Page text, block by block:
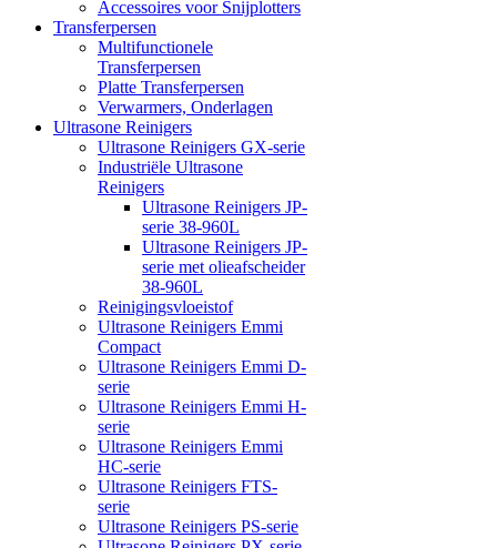
Accessoires voor Snijplotters
Transferpersen
Multifunctionele
Transferpersen
Platte Transferpersen
Verwarmers, Onderlagen
Ultrasone Reinigers
Ultrasone Reinigers GX-serie
Industriële Ultrasone
Reinigers
Ultrasone Reinigers JP-
serie 38-960L
Ultrasone Reinigers JP-
serie met olieafscheider
38-960L
Reinigingsvloeistof
Ultrasone Reinigers Emmi
Compact
Ultrasone Reinigers Emmi D-
serie
Ultrasone Reinigers Emmi H-
serie
Ultrasone Reinigers Emmi
HC-serie
Ultrasone Reinigers FTS-
serie
Ultrasone Reinigers PS-serie